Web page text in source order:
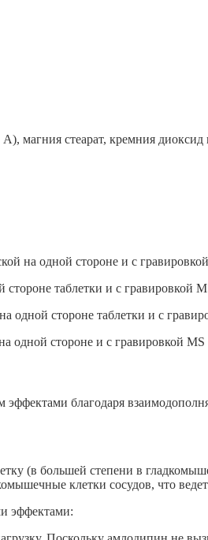
магния стеарат, кремния
на одной стороне и с
таблетки и с гравировкой
стороне таблетки и с
стороне и с гравировкой MS
благодаря
(в большей степени в
клетки сосудов, что
эффектами: